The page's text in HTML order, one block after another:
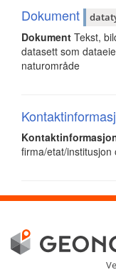
Dokument
Dokument Tekst,
datasett som
naturområde
firma/etat/institusjon